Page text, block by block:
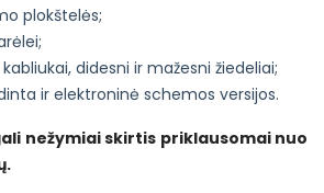
plokštelės;
didesni ir mažesni žiedeliai;
ir elektroninė schemos versijos.
nežymiai skirtis priklausomai nuo